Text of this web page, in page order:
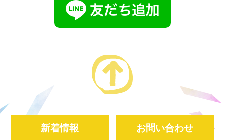
新着情報 お問い合わせ